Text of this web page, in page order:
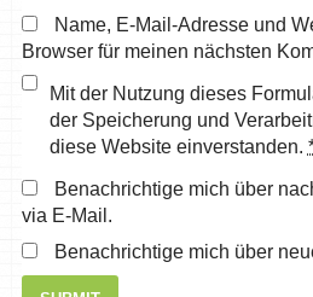
Name, E-Mail-Adresse und
Browser für meinen nächsten
Mit der Nutzung dieses
der Speicherung und
diese Website einverstanden.
Benachrichtige mich über
via E-Mail.
Benachrichtige mich über